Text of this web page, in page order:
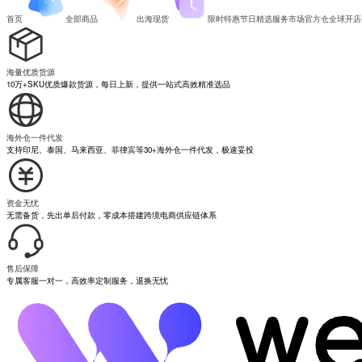
首页 全部商品 出海现货 限时特惠节日精选服务市场官方仓全球开店
海量优质货源
10万+SKU优质爆款货源，每日上新，提供一站式高效精准选品
海外仓一件代发
支持印尼、泰国、马来西亚、菲律宾等30+海外仓一件代发，极速妥投
资金无忧
无需备货，先出单后付款，零成本搭建跨境电商供应链体系
售后保障
专属客服一对一，高效率定制服务，退换无忧